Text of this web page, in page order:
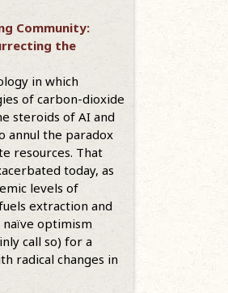
Community:
the
in which
of carbon-dioxide
steroids of AI and
annul the paradox
resources. That
today, as
levels of
extraction and
optimism
call so) for a
radical changes in